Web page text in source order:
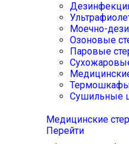
Моечно-
Озоновые
Паровые
Сушильные
Медицинские
Перейти